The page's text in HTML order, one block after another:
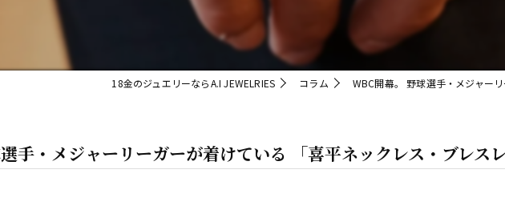
18金のジュエリーならA.I JEWELRIES コラム WBC開幕。 野球選手・メジャー
手・メジャーリーガーが着けている 「喜平ネックレス・ブレス